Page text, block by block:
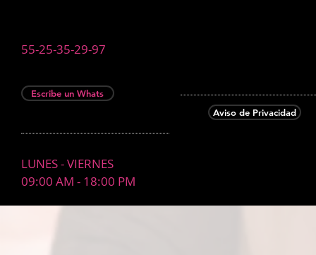
55-25-35-29-97
Escribe un Whats
Aviso de Privacidad
LUNES - VIERNES
09:00 AM - 18:00 PM